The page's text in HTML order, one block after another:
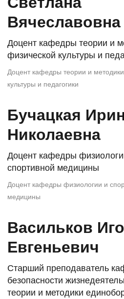
Вячеславовна
Доцент кафедры теории и
физической культуры и
Доцент кафедры теории и
культуры и педагогики
Бучацкая
Николаевна
Доцент кафедры
спортивной медицины
Доцент кафедры физиологии и
медицины
Васильков
Евгеньевич
Старший преподаватель
безопасности
теории и методики